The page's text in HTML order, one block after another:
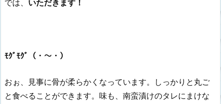
では、 いただきます！
ﾓｸﾞﾓｸﾞ（・～・）
おぉ、見事に骨が柔らかくなっています。しっかりと丸ご
と食べることができます。味も、南蛮漬けのタレにまけな